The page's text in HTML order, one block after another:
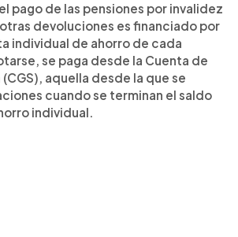
pago de las pensiones por invalidez
devoluciones es financiado por
individual de ahorro de cada
se paga desde la Cuenta de
aquella desde la que se
cuando se terminan el saldo
individual.